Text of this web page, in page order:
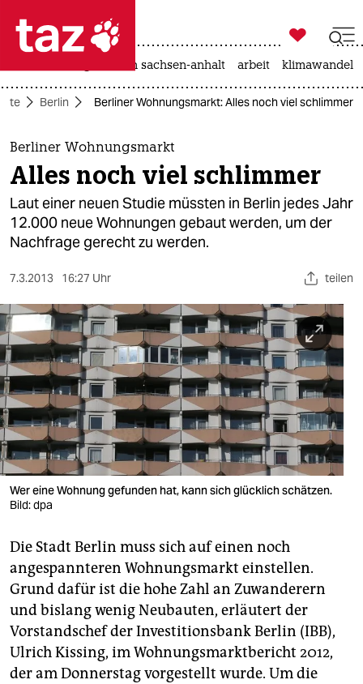
 taz zahl ich
taz zahl ich
themen
politik
öko
gesellschaft
sport
berlin
nord
wahrheit
verlag
verlag
veranstaltungen
shop
fragen & hilfe
unterstützen
abo

taz zahl ich
landtagswahl in sachsen-anhalt arbeit klimawandel
Berlin Berliner Wohnungsmarkt: Alles noch viel schlimmer
Berliner Wohnungsmarkt
Alles noch viel schlimmer
Laut einer neuen Studie müssten in Berlin jedes Jahr
12.000 neue Wohnungen gebaut werden, um der
Nachfrage gerecht zu werden.
7.3.2013 16:27 Uhr teilen
Wer eine Wohnung gefunden hat, kann sich glücklich schätzen.
Bild: dpa
Die Stadt Berlin muss sich auf einen noch
angespannteren Wohnungsmarkt einstellen.
Grund dafür ist die hohe Zahl an Zuwanderern
und bislang wenig Neubauten, erläutert der
Vorstandschef der Investitionsbank Berlin (IBB),
Ulrich Kissing, im Wohnungsmarktbericht 2012,
der am Donnerstag vorgestellt wurde. Um die